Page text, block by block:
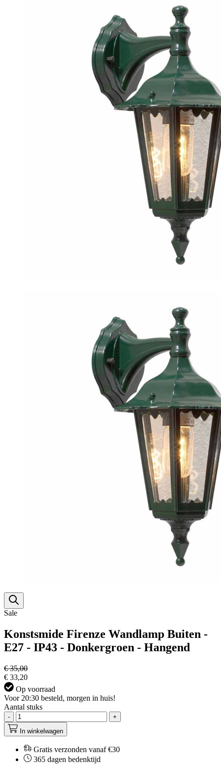
Sale
Konstsmide Firenze Wandlamp Buiten -
E27 - IP43 - Donkergroen - Hangend
€ 35,00
€ 33,20
Op voorraad
Voor 20:30 besteld, morgen in huis!
Aantal stuks
-
+
In winkelwagen
Gratis verzonden vanaf €30
365 dagen bedenktijd